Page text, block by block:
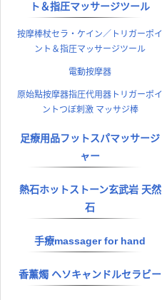
ト＆指圧マッサージツール
按摩棒杖セラ・ケイン／トリガーポイ
ント＆指圧マッサージツール
電動按摩器
原始點按摩器指圧代用器トリガーポイ
ントつぼ刺激 マッサジ棒
足療用品フットスパマッサージ
ャー
熱石ホットストーン玄武岩 天然
石
手療massager for hand
香薰燭 ヘソキャンドルセラビー